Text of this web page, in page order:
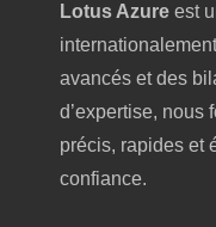
Lotus Azure est
avancés et des
d’expertise, nous
précis, rapides et
confiance.